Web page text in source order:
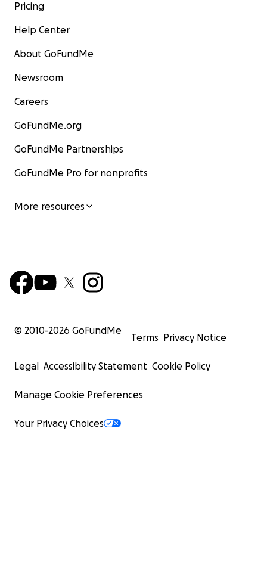
Pricing
Help Center
About GoFundMe
Newsroom
Careers
GoFundMe.org
GoFundMe Partnerships
GoFundMe Pro for nonprofits
More resources
© 2010-2026 GoFundMe
Terms Privacy Notice
Legal Accessibility Statement Cookie Policy
Manage Cookie Preferences
Your Privacy Choices